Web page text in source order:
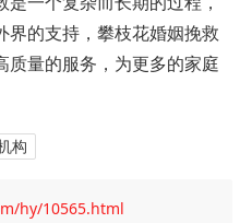
界的支持，攀枝花婚姻挽救
质量的服务，为更多的家庭
构
hy/10565.html